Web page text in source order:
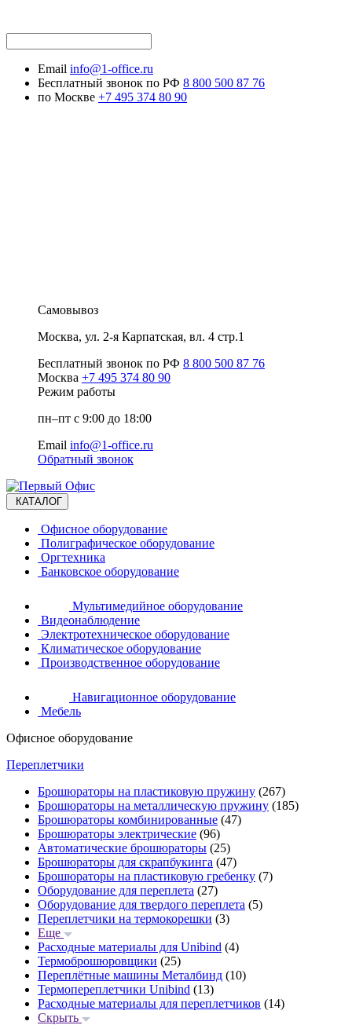
Email info@1-office.ru
Бесплатный звонок по РФ 8 800 500 87 76
по Москве +7 495 374 80 90
Самовывоз
Москва, ул. 2-я Карпатская, вл. 4 стр.1
Бесплатный звонок по РФ 8 800 500 87 76
Москва +7 495 374 80 90
Режим работы
пн–пт с 9:00 до 18:00
Email info@1-office.ru
Обратный звонок
КАТАЛОГ
Офисное оборудование
Полиграфическое оборудование
Оргтехника
Банковское оборудование
Мультимедийное оборудование
Видеонаблюдение
Электротехническое оборудование
Климатическое оборудование
Производственное оборудование
Навигационное оборудование
Мебель
Офисное оборудование
Переплетчики
Брошюраторы на пластиковую пружину (267)
Брошюраторы на металлическую пружину (185)
Брошюраторы комбинированные (47)
Брошюраторы электрические (96)
Автоматические брошюраторы (25)
Брошюраторы для скрапбукинга (47)
Брошюраторы на пластиковую гребенку (7)
Оборудование для переплета (27)
Оборудование для твердого переплета (5)
Переплетчики на термокорешки (3)
Еще
Расходные материалы для Unibind (4)
Термоброшюровщики (25)
Переплётные машины Металбинд (10)
Термопереплетчики Unibind (13)
Расходные материалы для переплетчиков (14)
Скрыть